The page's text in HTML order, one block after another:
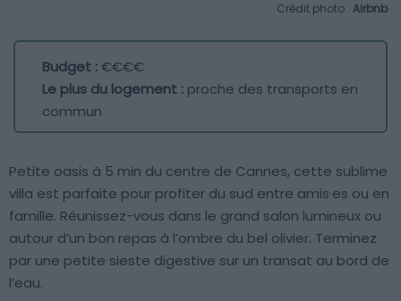
Crédit photo : Airbnb
Budget :€€€€
Le plus du logement : proche des transports en
commun
Petite oasis à 5 min du centre de Cannes, cette sublime
villa est parfaite pour profiter du sud entre amis·es ou en
famille. Réunissez-vous dans le grand salon lumineux ou
autour d’un bon repas à l’ombre du bel olivier. Terminez
par une petite sieste digestive sur un transat au bord de
l’eau.